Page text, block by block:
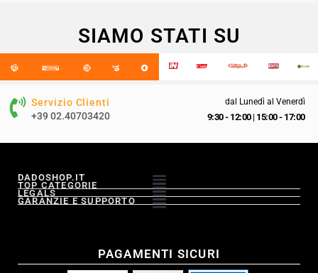
SIAMO STATI SU
Servizio Clienti
+39 02.40703420
dal Lunedì al Venerdì
9:30 - 12:00| 15:00 - 17:00
DADOSHOP.IT
TOP CATEGORIE
LEGALS
GARANZIE E SUPPORTO
PAGAMENTI SICURI